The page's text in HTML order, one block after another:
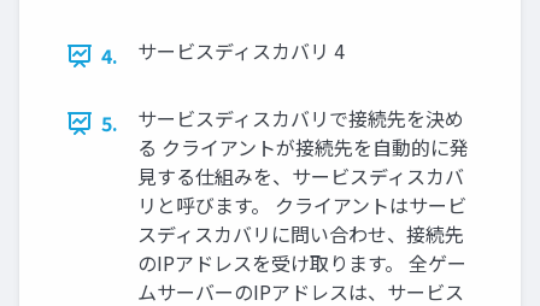
4. サービスディスカバリ 4
5.
サービスディスカバリで接続先を決め
る クライアントが接続先を自動的に発
見する仕組みを、サービスディスカバ
リと呼びます。 クライアントはサービ
スディスカバリに問い合わせ、接続先
のIPアドレスを受け取ります。 全ゲー
ムサーバーのIPアドレスは、サービス